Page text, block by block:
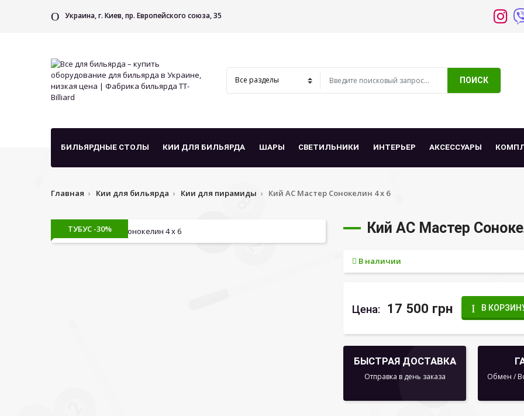
Украина, г. Киев, пр. Европейского союза, 35
ПОИСК
БИЛЬЯРДНЫЕ СТОЛЫ КИИ ДЛЯ БИЛЬЯРДА ШАРЫ СВЕТИЛЬНИКИ ИНТЕРЬЕР АКСЕССУАРЫ
Главная Кии для бильярда Кии для пирамиды Кий АС Мастер Сонокелин 4 х 6
ТУБУС -30% Кий АС Мастер
В наличии
Цена: 17 500 грн В
БЫСТРАЯ ДОСТАВКА
Отправка в день заказа Обмен /